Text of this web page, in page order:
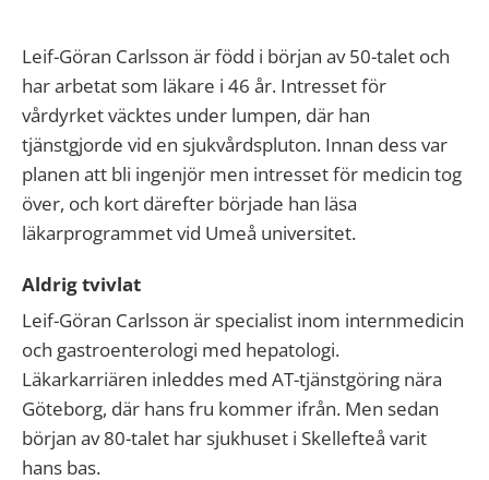
Leif-Göran Carlsson är född i början av 50-talet och
har arbetat som läkare i 46 år. Intresset för
vårdyrket väcktes under lumpen, där han
tjänstgjorde vid en sjukvårdspluton. Innan dess var
planen att bli ingenjör men intresset för medicin tog
över, och kort därefter började han läsa
läkarprogrammet vid Umeå universitet.
Aldrig tvivlat
Leif-Göran Carlsson är specialist inom internmedicin
och gastroenterologi med hepatologi.
Läkarkarriären inleddes med AT-tjänstgöring nära
Göteborg, där hans fru kommer ifrån. Men sedan
början av 80-talet har sjukhuset i Skellefteå varit
hans bas.